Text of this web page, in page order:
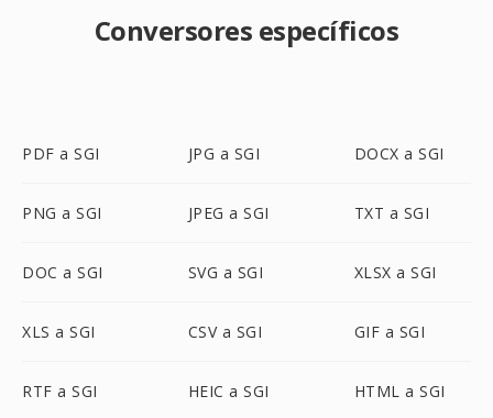
Conversores específicos
PDF a SGI JPG a SGI DOCX a SGI
PNG a SGI JPEG a SGI TXT a SGI
DOC a SGI SVG a SGI XLSX a SGI
XLS a SGI CSV a SGI GIF a SGI
RTF a SGI HEIC a SGI HTML a SGI